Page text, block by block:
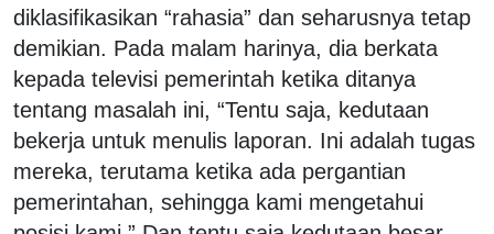
diklasifikasikan “rahasia” dan seharusnya tetap
demikian. Pada malam harinya, dia berkata
kepada televisi pemerintah ketika ditanya
tentang masalah ini, “Tentu saja, kedutaan
bekerja untuk menulis laporan. Ini adalah tugas
mereka, terutama ketika ada pergantian
pemerintahan, sehingga kami mengetahui